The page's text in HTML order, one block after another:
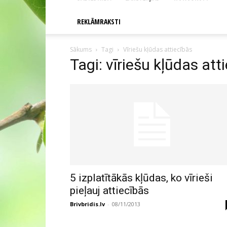
REKLĀMRAKSTI
Sākums Tagi Vīriešu kļūdas attiecībās
Tagi: vīriešu kļūdas
5 izplatītākās kļūdas, ko vīrieši
pieļauj attiecībās
Brivbridis.lv - 08/11/2013